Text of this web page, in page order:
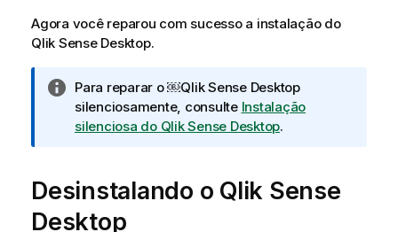
Agora você reparou com sucesso a instalação do
Qlik Sense Desktop.
N
o
t
n
f
o
Para reparar o ￼Qlik Sense Desktop
silenciosamente, consulte Instalação
silenciosa do Qlik Sense Desktop.
Desinstalando o Qlik Sense
Desktop